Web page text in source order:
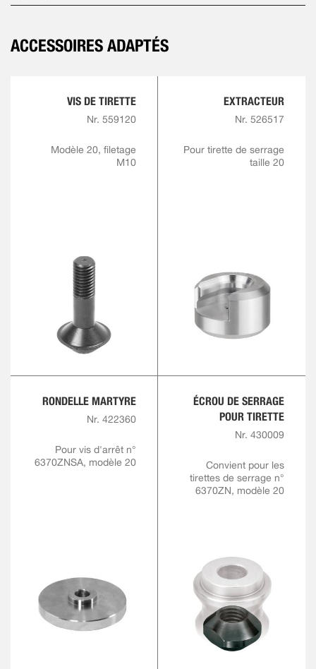
ACCESSOIRES ADAPTÉS
VIS DE TIRETTE
Nr. 559120
Modèle 20, filetage
M10
EXTRACTEUR
Nr. 526517
Pour tirette de serrage
taille 20
RONDELLE MARTYRE
Nr. 422360
Pour vis d'arrêt n°
6370ZNSA, modèle 20
ÉCROU DE SERRAGE
POUR TIRETTE
Nr. 430009
Convient pour les
tirettes de serrage n°
6370ZN, modèle 20